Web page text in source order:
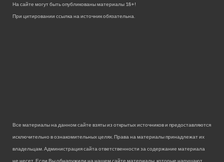
На сайте могут быть опубликованы материалы 18+!
При цитировании ссылка на источник обязательна.
Все материалы на данном сайте взяты из открытых источников и предоставляются
исключительно в ознакомительных целях. Права на материалы принадлежат их
владельцам. Администрация сайта ответственности за содержание материала
не несет. Если Вы обнаружили на нашем сайте материалы, которые нарушают